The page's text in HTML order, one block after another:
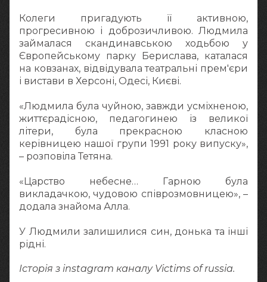
Колеги пригадують її активною,
прогресивною і доброзичливою. Людмила
займалася скандинавською ходьбою у
Європейському парку Берислава, каталася
на ковзанах, відвідувала театральні прем'єри
і вистави в Херсоні, Одесі, Києві.
«Людмила була чуйною, завжди усміхненою,
життєрадісною, педагогинею із великої
літери, була прекрасною класною
керівницею нашої групи 1991 року випуску»,
– розповіла Тетяна.
«Царство небесне… Гарною була
викладачкою, чудовою співрозмовницею», –
додала знайома Алла.
У Людмили залишилися син, донька та інші
рідні.
Історія з instagram каналу Victims of russia.